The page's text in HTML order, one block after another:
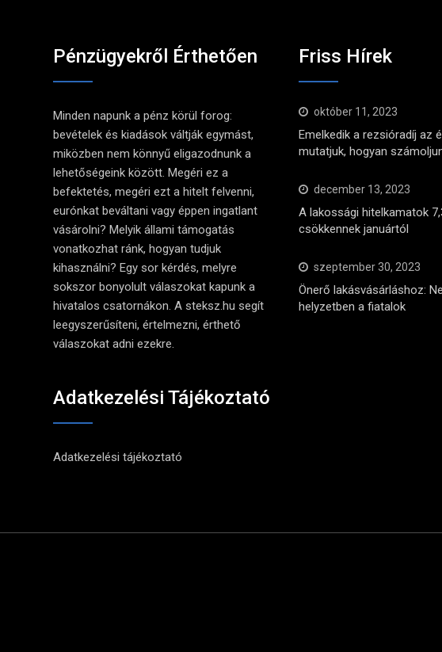
Pénzügyekről Érthetően
Minden napunk a pénz körül forog:
bevételek és kiadások váltják egymást,
miközben nem könnyű eligazodnunk a
lehetőségeink között. Megéri ez a
befektetés, megéri ezt a hitelt felvenni,
eurónkat beváltani vagy éppen ingatlant
vásárolni? Melyik állami támogatás
vonatkozhat ránk, hogyan tudjuk
kihasználni? Egy sor kérdés, melyre
sokszor bonyolult válaszokat kapunk a
hivatalos csatornákon. A steksz.hu segít
leegyszerűsíteni, értelmezni, érthető
válaszokat adni ezekre.
Adatkezelési Tájékoztató
Adatkezelési tájékoztató
Friss Hírek
október 11, 2023
Emelkedik a rezsióradíj az
mutatjuk, hogyan
december 13, 2023
A lakossági hitelkamatok
csökkennek januártól
szeptember 30, 2023
Önerő lakásvásárláshoz:
helyzetben a fiatalok